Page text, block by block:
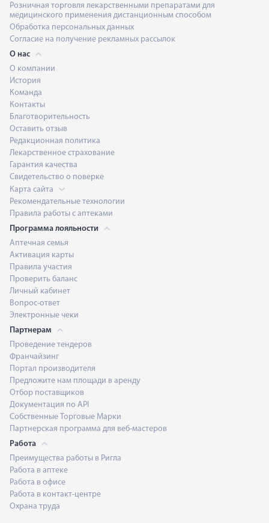
Розничная торговля лекарственными препаратами для
медицинского применения дистанционным способом
Обработка персональных данных
Согласие на получение рекламных рассылок
О нас
О компании
История
Команда
Контакты
Благотворительность
Оставить отзыв
Редакционная политика
Лекарственное страхование
Гарантия качества
Свидетельство о поверке
Карта сайта
Рекомендательные технологии
Правила работы с аптеками
Программа лояльности
Аптечная семья
Активация карты
Правила участия
Проверить баланс
Личный кабинет
Вопрос-ответ
Электронные чеки
Партнерам
Проведение тендеров
Франчайзинг
Портал производителя
Предложите нам площади в аренду
Отбор поставщиков
Документация по API
Собственные Торговые Марки
Партнерская программа для веб-мастеров
Работа
Преимущества работы в Ригла
Работа в аптеке
Работа в офисе
Работа в контакт-центре
Охрана труда